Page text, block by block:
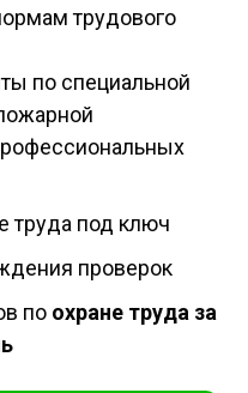
трудового
по специальной
труда под ключ
проверок
по охране труда за